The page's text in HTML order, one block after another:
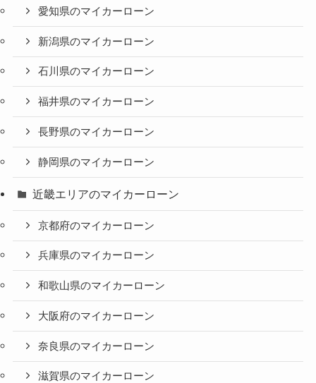
愛知県のマイカーローン
新潟県のマイカーローン
石川県のマイカーローン
福井県のマイカーローン
長野県のマイカーローン
静岡県のマイカーローン
近畿エリアのマイカーローン
京都府のマイカーローン
兵庫県のマイカーローン
和歌山県のマイカーローン
大阪府のマイカーローン
奈良県のマイカーローン
滋賀県のマイカーローン